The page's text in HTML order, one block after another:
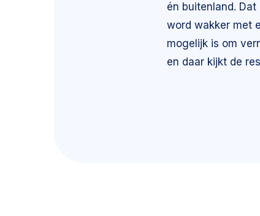
én buitenland.
word wakker met
mogelijk is om
en daar kijkt de